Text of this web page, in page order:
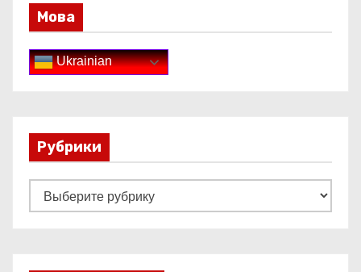
Мова
Ukrainian
Рубрики
у